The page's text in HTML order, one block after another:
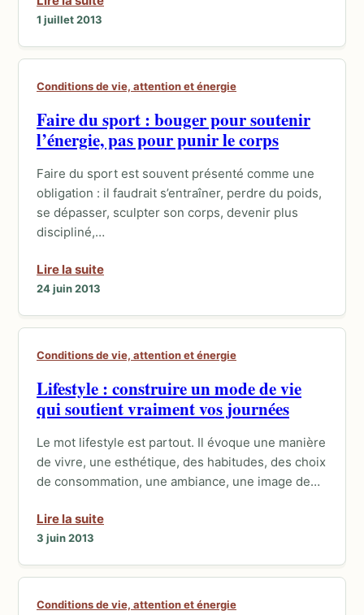
1 juillet 2013
Conditions de vie, attention et énergie
Faire du sport : bouger pour soutenir
l’énergie, pas pour punir le corps
Faire du sport est souvent présenté comme une
obligation : il faudrait s’entraîner, perdre du poids,
se dépasser, sculpter son corps, devenir plus
discipliné,…
Lire la suite
24 juin 2013
Conditions de vie, attention et énergie
Lifestyle : construire un mode de vie
qui soutient vraiment vos journées
Le mot lifestyle est partout. Il évoque une manière
de vivre, une esthétique, des habitudes, des choix
de consommation, une ambiance, une image de…
Lire la suite
3 juin 2013
Conditions de vie, attention et énergie